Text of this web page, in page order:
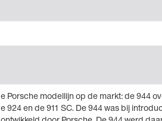
Porsche modellijn op de markt: de 944
924 en de 911 SC. De 944 was bij